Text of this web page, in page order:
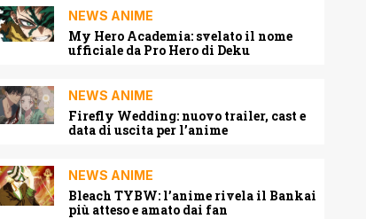
NEWS ANIME
My Hero Academia: svelato il nome
ufficiale da Pro Hero di Deku
NEWS ANIME
Firefly Wedding: nuovo trailer, cast e
data di uscita per l’anime
NEWS ANIME
Bleach TYBW: l’anime rivela il Bankai
più atteso e amato dai fan